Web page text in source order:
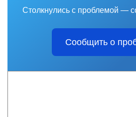
Столкнулись с проблемой —
Сообщить о